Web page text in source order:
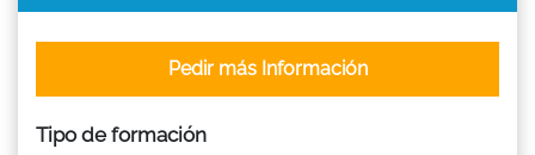
Tipo de formación
Pedir más Información